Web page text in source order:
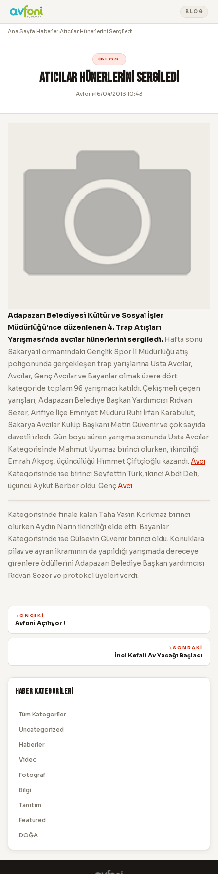
BLOG
Ana Sayfa›Haberler›Atıcılar Hünerlerini Sergiledi
BLOG
Atıcılar Hünerlerini Sergiledi
Avfoni 16/04/2013 10:43
Adapazarı Belediyesi Kültür ve Sosyal İşler
Müdürlüğü'nce düzenlenen 4. Trap Atışları
Yarışması’nda avcılar hünerlerini sergiledi. Hafta sonu
Sakarya il ormanındaki Gençlik Spor İl Müdürlüğü atış
poligonunda gerçekleşen trap yarışlarına Usta Avcılar,
Avcılar, Genç Avcılar ve Bayanlar olmak üzere dört
kategoride toplam 96 yarışmacı katıldı. Çekişmeli geçen
yarışları, Adapazarı Belediye Başkan Yardımcısı Rıdvan
Sezer, Arifiye İlçe Emniyet Müdürü Ruhi İrfan Karabulut,
Sakarya Avcılar Kulüp Başkanı Metin Güvenir ve çok sayıda
davetli izledi. Gün boyu süren yarışma sonunda Usta Avcılar
Kategorisinde Mahmut Uyumaz birinci olurken, ikinciliği
Emrah Akşoş, üçüncülüğü Himmet Çiftçioğlu kazandı. Avcı
Kategorisinde ise birinci Seyfettin Türk, ikinci Abdi Deli,
üçüncü Aykut Berber oldu. GençAvcı
Kategorisinde finale kalan Taha Yasin Korkmaz birinci
olurken Aydın Narin ikinciliği elde etti. Bayanlar
Kategorisinde ise Gülsevin Güvenir birinci oldu. Konuklara
pilav ve ayran ikramının da yapıldığı yarışmada dereceye
girenlere ödüllerini Adapazarı Belediye Başkan yardımcısı
Rıdvan Sezer ve protokol üyeleri verdi.
ÖNCEKI
Avfoni Açılıyor !
SONRAKI
İnci Kefali Av Yasağı Başladı
Haber Kategorileri
Tüm Kategoriler
Uncategorized
Haberler
Video
Fotograf
Bilgi
Tanıtım
Featured
DOĞA